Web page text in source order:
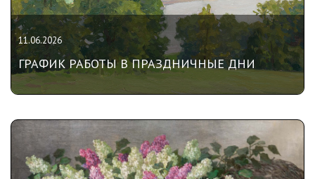
11.06.2026
ГРАФИК РАБОТЫ В ПРАЗДНИЧНЫЕ ДНИ